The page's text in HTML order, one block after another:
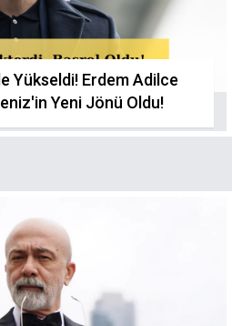
Yükseldi! Erdem Adilce
Yeni Jönü Oldu!